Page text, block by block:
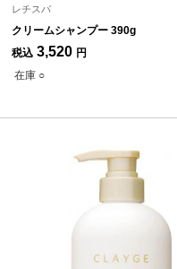
レチスパ
クリームシャンプー 390g
税込 3,520 円
在庫 ○